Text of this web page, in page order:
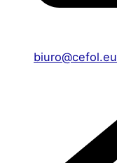
biuro@cefol.eu